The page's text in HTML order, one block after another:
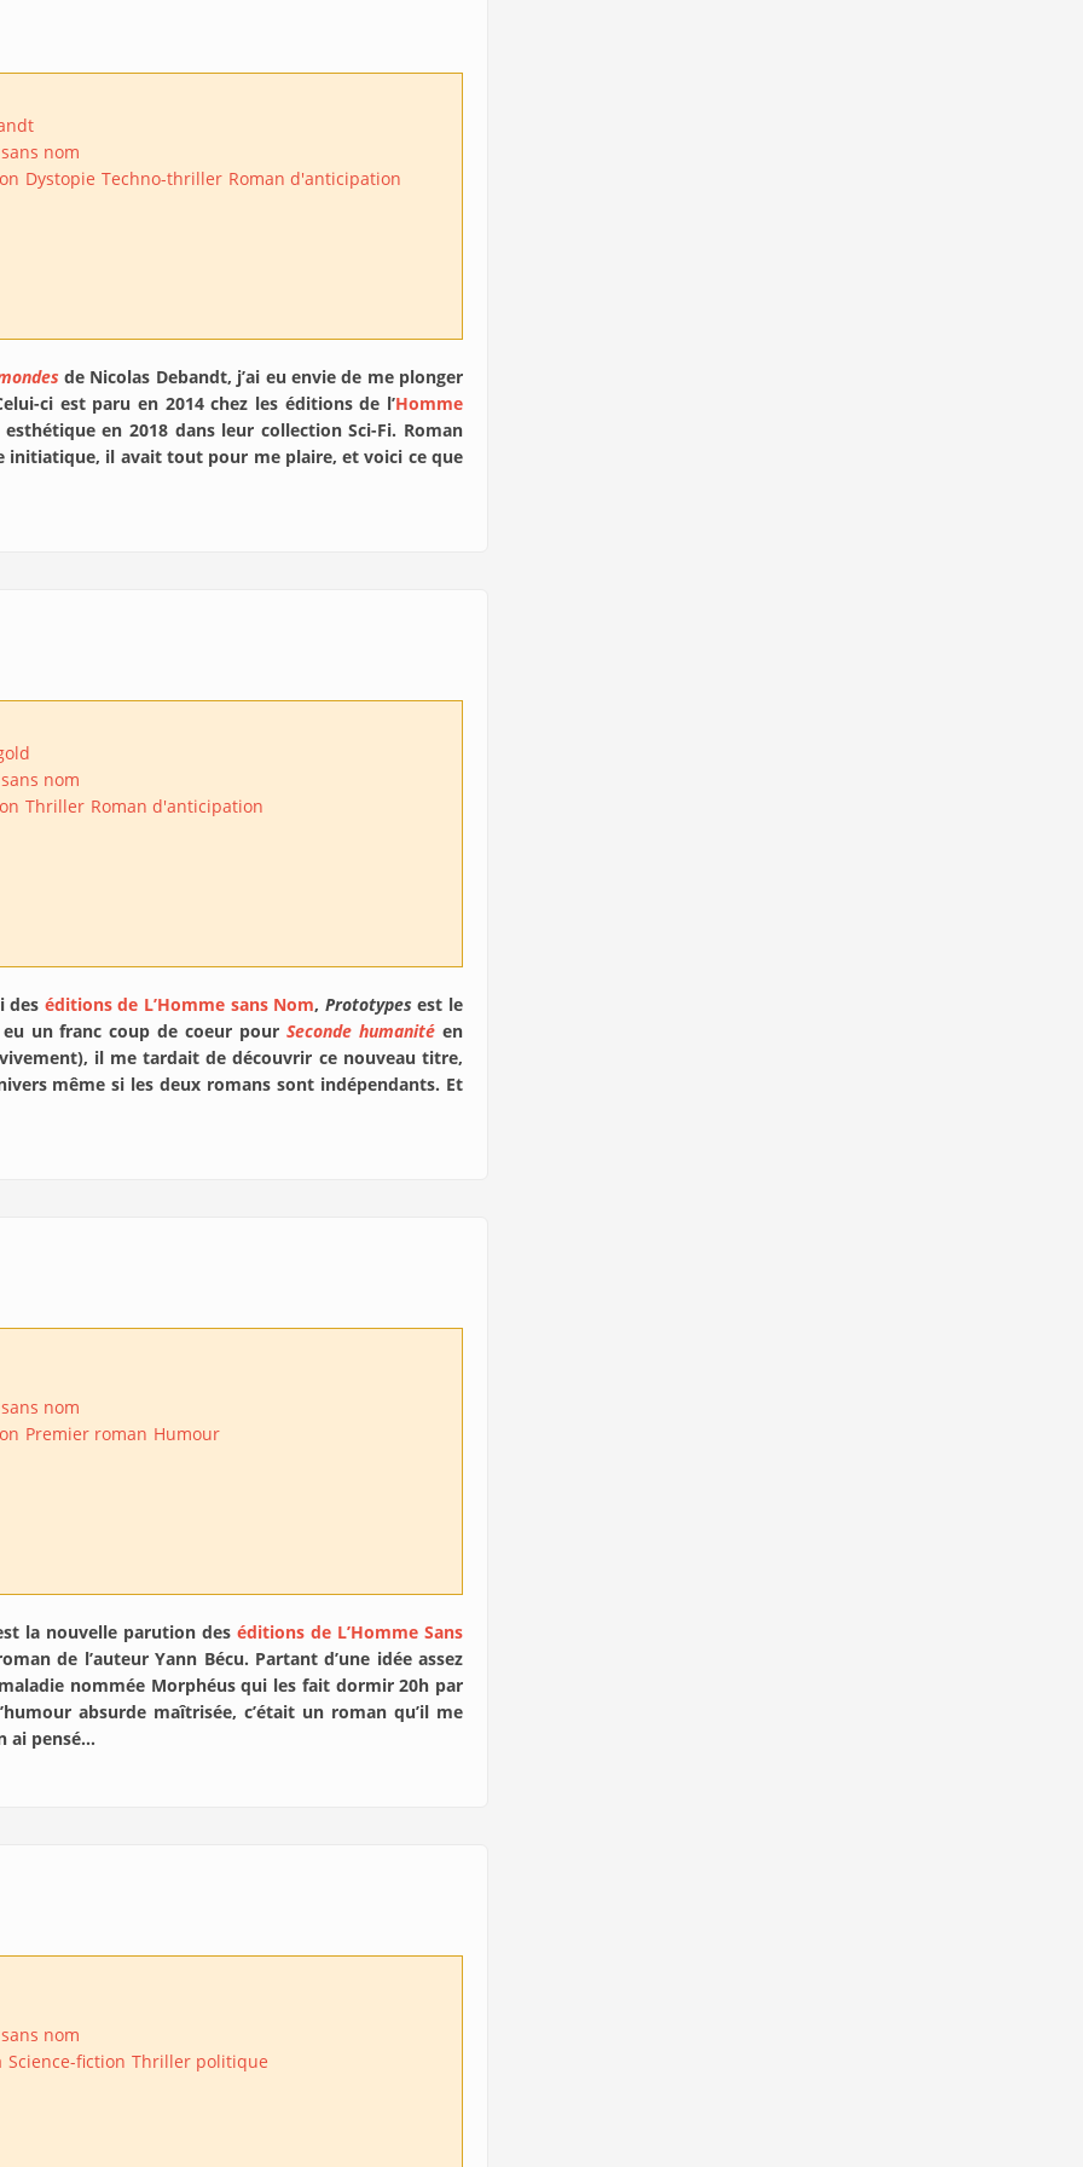
nom
Dystopie Techno-thriller Roman d'anticipation
de Nicolas Debandt, j’ai eu envie de me plonger
ci est paru en 2014 chez les éditions de l’Homme
en 2018 dans leur collection Sci-Fi. Roman
il avait tout pour me plaire, et voici ce que
nom
Thriller Roman d'anticipation
des éditions de L’Homme sans Nom, Prototypes est le
eu un franc coup de coeur pourSeconde humanité en
il me tardait de découvrir ce nouveau titre,
même si les deux romans sont indépendants. Et
nom
Premier roman Humour
la nouvelle parution deséditions de L’Homme Sans
de l’auteur Yann Bécu. Partant d’une idée assez
nommée Morphéus qui les fait dormir 20h par
absurde maîtrisée, c’était un roman qu’il me
ai pensé…
nom
Science-fiction Thriller politique